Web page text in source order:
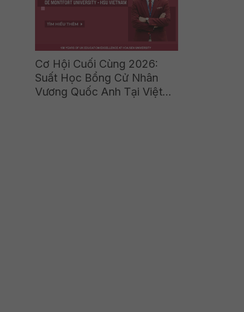
Cơ Hội Cuối Cùng 2026:
Suất Học Bổng Cử Nhân
Vương Quốc Anh Tại Việt